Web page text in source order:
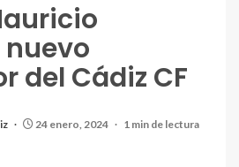
nuevo
del Cádiz CF
24 enero, 2024 1 min de lectura